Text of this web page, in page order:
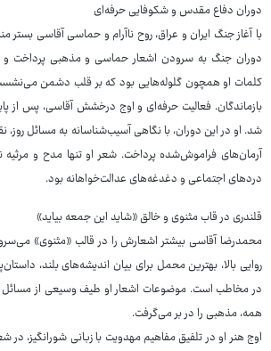
دوران دفاع مقدس و شکوفایی حرفه‌ای
با آغاز جنگ ایران و عراق، روح ناآرام و حماسی آقاسی بستر
دوران جنگ به سرودن اشعار حماسی و مذهبی پرداخت
کلمات او همچون گلوله‌هایی بود که بر قلب دشمن
شد. او در این دوران، با نگاهی آسیب‌شناسانه به مسائل روز،
آرمان‌های فراموش‌شده پرداخت. شعر او تنها مدح و مرثیه
دردهای اجتماعی و دغدغه‌های عدالت‌خواهانه بود.
قلندری در قاب مثنوی و خالق «شاید این جمعه بیاید»
محمدرضا آقاسی بیشتر اشعارش را در قالب «مثنوی»
روایی بالا، بهترین محمل برای بیان اندیشه‌های بلند،
در مخاطب است. موضوعات اشعار او طیف وسیعی از
همه، مذهبی را در بر می‌گرفت.
اوج هنر او در تلفیق مفاهیم مهدویت با زبانی شورانگیز،